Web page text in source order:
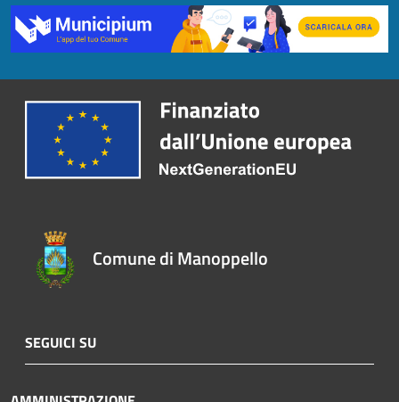
Comune di Manoppello
SEGUICI SU